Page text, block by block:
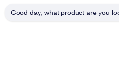
Good day, what product are you